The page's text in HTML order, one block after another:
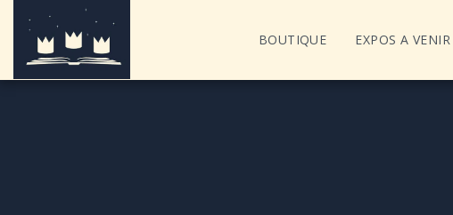
BOUTIQUE EXPOS A VENIR